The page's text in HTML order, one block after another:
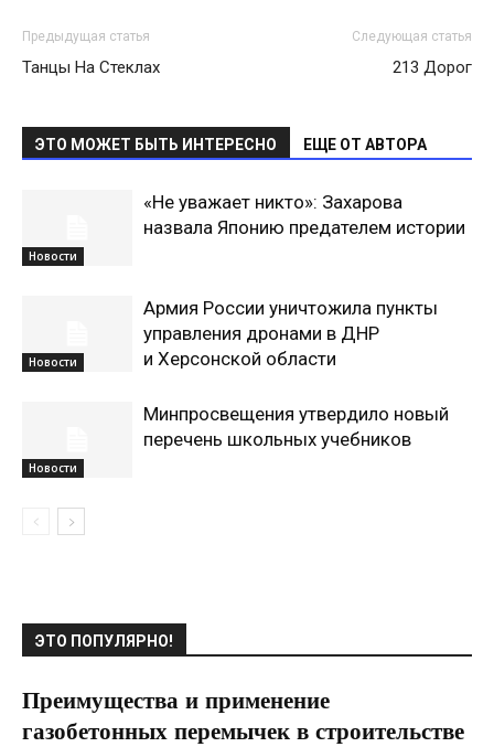
Предыдущая статья
Танцы На Стеклах
Следующая статья
213 Дорог
ЭТО МОЖЕТ БЫТЬ ИНТЕРЕСНО ЕЩЕ ОТ АВТОРА
Новости
«Не уважает никто»: Захарова
назвала Японию предателем истории
Новости
Армия России уничтожила пункты
управления дронами в ДНР
и Херсонской области
Новости
Минпросвещения утвердило новый
перечень школьных учебников
ЭТО ПОПУЛЯРНО!
Преимущества и применение
газобетонных перемычек в строительстве
22.11.2021 0